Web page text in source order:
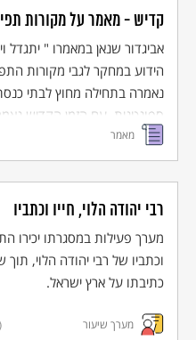
קדיש - מאמר על מקורות
אביגדור שנאן במאמרו "
הידוע במחקר לגבי מקורות
נאמרה בתחילה מחוץ לבתי
ספונטנית. עם הזמן הקדיש
והתבסס כמנהג בעת קבורתו
האבל ובאופן זה התפילה היא
מאמר
רבי יהודה הלוי, חייו וכתביו
מערך פעילות במסגרתו יכירו
וכתביו של רבי יהודה הלוי,
כתיבתו על ארץ ישראל.
מערך שיעור